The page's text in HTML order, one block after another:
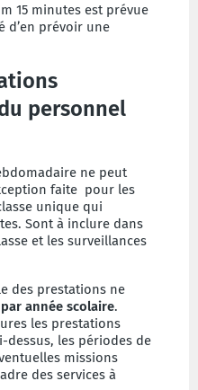
15 minutes est prévue
d’en prévoir une
personnel
ne peut
faite pour les
unique qui
Sont à inclure dans
et les surveillances
des prestations ne
année scolaire.
les prestations
dessus, les périodes de
missions
des services à